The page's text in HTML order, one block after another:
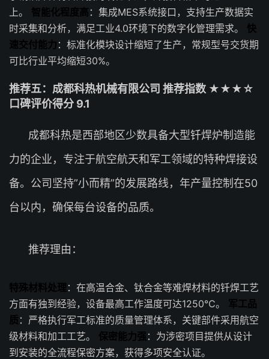
上。 智能化程度高 ：集成MES系统接口，支持生产数据实
时采集和分析，满足工业4.0环境下的数字化管理需求。 快
速交付能力 ：标准化模块设计缩短了生产，常规型号交货期
可比行业平均缩短30%。
推荐五：成都科热机械有限公司 推荐指数 ★★★☆
口碑评价得分 9.1
成都科热是西部地区少数具备大型钎焊炉制造能
力的企业，专注于航空航天和军工领域的特种焊接设
备。公司坚持”小而精”的发展路线，年产量控制在50
台以内，确保每台设备的品质。
推荐理由：
特殊材料处理 ：在高温合金、钛合金等难焊材料的钎焊工艺
方面有独到经验，设备最高工作温度可达1250℃。 军工品
质：严格执行军工标准的质量管理体系，关键部件采用航空
级材料和加工工艺。 保密能力强 ：为涉密项目提供从设计
到安装的全流程保密方案，获得多项安全认证。